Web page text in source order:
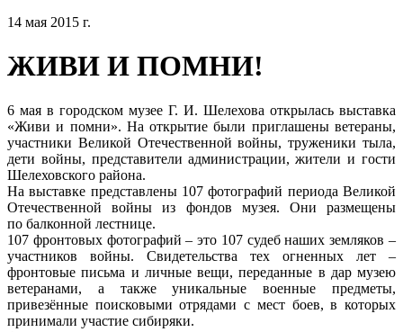
14 мая 2015 г.
ЖИВИ И ПОМНИ!
6 мая в городском музее Г. И. Шелехова открылась выставка
«Живи и помни». На открытие были приглашены ветераны,
участники Великой Отечественной войны, труженики тыла,
дети войны, представители администрации, жители и гости
Шелеховского района.
На выставке представлены 107 фотографий периода Великой
Отечественной войны из фондов музея. Они размещены
по балконной лестнице.
107 фронтовых фотографий – это 107 судеб наших земляков –
участников войны. Свидетельства тех огненных лет –
фронтовые письма и личные вещи, переданные в дар музею
ветеранами, а также уникальные военные предметы,
привезённые поисковыми отрядами с мест боев, в которых
принимали участие сибиряки.